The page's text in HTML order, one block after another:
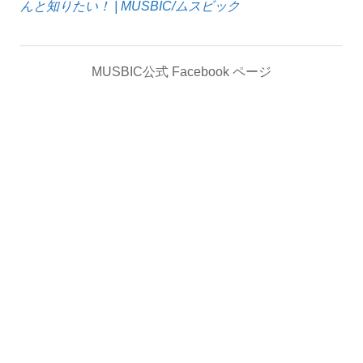
んと知りたい！ | MUSBIC/ムスビック
MUSBIC公式 Facebook ページ